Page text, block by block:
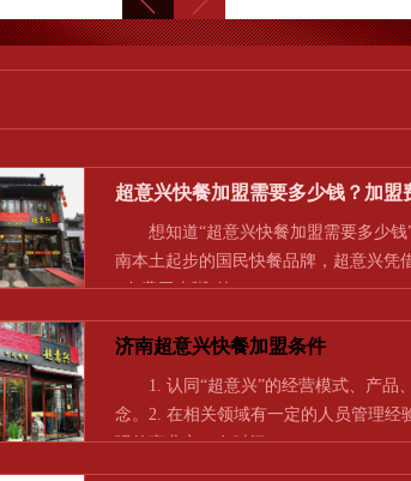
超意兴快餐加盟需要多少钱？加
想知道“超意兴快餐加盟需要多少钱
南本土起步的国民快餐品牌，超意兴凭
+免费玉米粥”的…
济南超意兴快餐加盟条件
1. 认同“超意兴”的经营模式、产品
念。2. 在相关领域有一定的人员管理经
强的事业心，有时间…